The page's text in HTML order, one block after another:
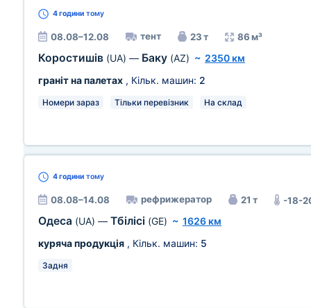
4 години тому
08.08–12.08 тент 23 т 86 м³
Коростишів (UA) — Баку (AZ) ~ 2350 км
граніт на палетах , Кільк. машин: 2
Номери зараз Тільки перевізник На склад
4 години тому
08.08–14.08 рефрижератор 21 т -18-
Одеса (UA) — Тбілісі (GE) ~ 1626 км
куряча продукція , Кільк. машин: 5
Задня